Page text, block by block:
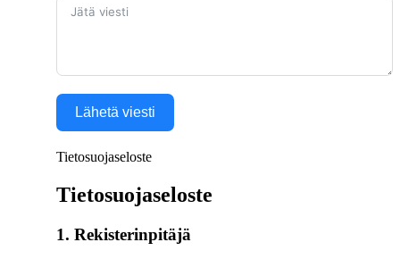
Lähetä viesti
Tietosuojaseloste
Tietosuojaseloste
1. Rekisterinpitäjä